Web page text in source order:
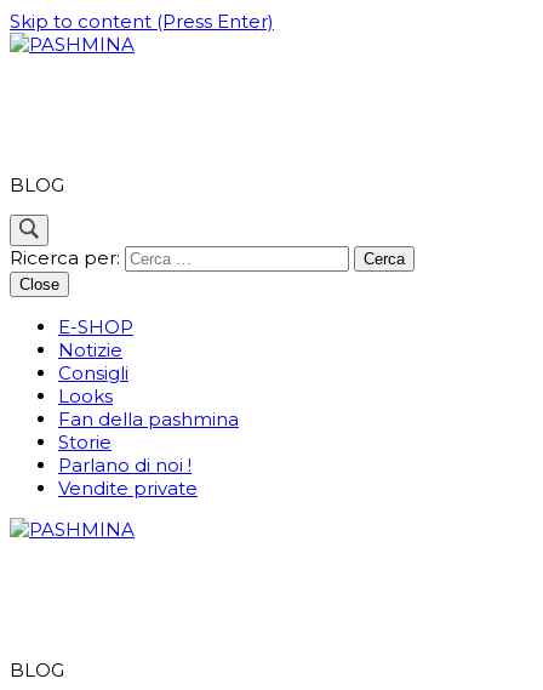
Skip to content (Press Enter)
BLOG
Ricerca per:
Close
E-SHOP
Notizie
Consigli
Looks
Fan della pashmina
Storie
Parlano di noi !
Vendite private
BLOG